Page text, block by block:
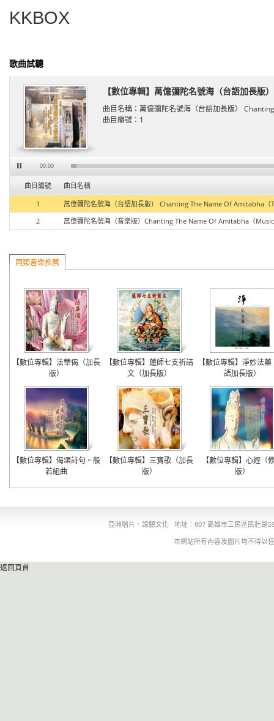
KKBOX
歌曲試聽
【數位專輯】萬億彌陀名號海（台語加長版）
曲目名稱： 萬億彌陀名號海（台語加長版）
曲目編號： 1
00:00
曲目編號
曲目名稱
1
萬億彌陀名號海（台語加長版） Chanting The Name Of Amitabha
2
萬億彌陀名號海（音樂版）Chanting The Name Of Amitabha（
同類音樂推薦
【數位專輯】法華偈（加長
版）
【數位專輯】蓮師七支祈請
文（加長版）
【數位專輯】淨妙法
語加長版）
【數位專輯】偈頌詩句。般
若組曲
【數位專輯】三寶歌（加長
版）
【數位專輯】心經（
版）
亞洲唱片．諦聽文化
地址：807 高雄市三民區民壯路
本網站所有內容及圖片均不得以
返回頁首